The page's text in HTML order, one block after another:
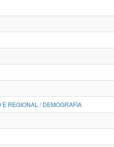
REGIONAL / DEMOGRAFIA